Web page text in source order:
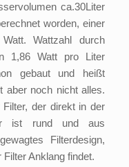
ca.30Liter
worden, einer
Wattzahl durch
1,86 Watt pro Liter
gebaut und heißt
aber noch nicht alles.
der direkt in der
ist rund und aus
Filterdesign,
Anklang findet.